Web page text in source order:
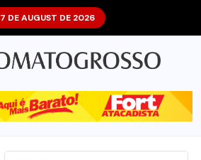
7 DE AUGUST DE 2026